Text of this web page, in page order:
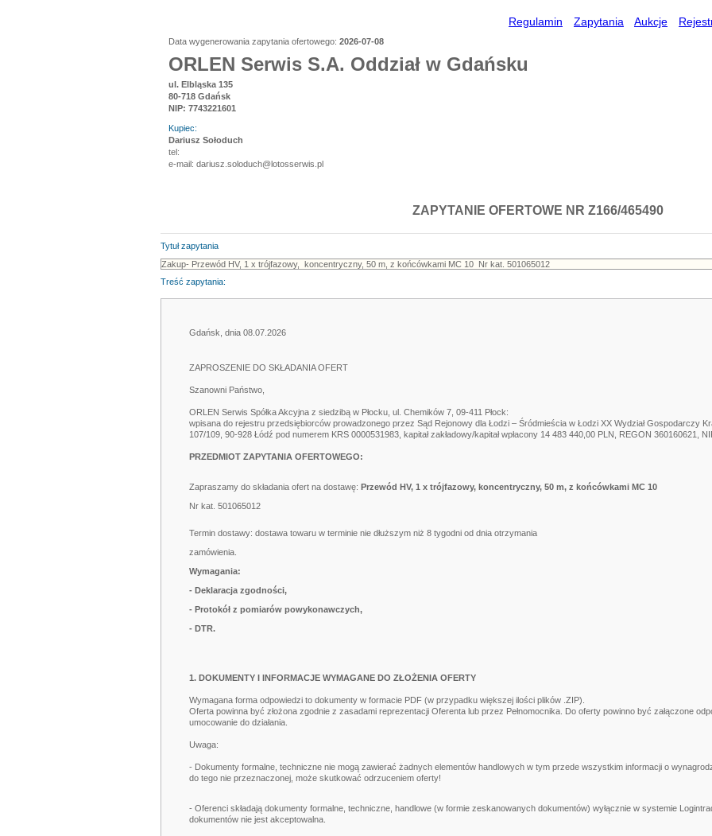
Regulamin Zapytania Aukcje
Data wygenerowania zapytania ofertowego: 2026-07-08
ORLEN Serwis S.A. Oddział w Gdańsku
ul. Elbląska 135
80-718 Gdańsk
NIP: 7743221601
Kupiec:
Dariusz Sołoduch
tel:
e-mail: dariusz.soloduch@lotosserwis.pl
ZAPYTANIE OFERTOWE NR Z166/465490
Tytuł zapytania
Treść zapytania:
Gdańsk, dnia 08.07.2026
ZAPROSZENIE DO SKŁADANIA OFERT
Szanowni Państwo,
ORLEN Serwis Spółka Akcyjna z siedzibą w Płocku, ul. Chemików 7, 09-411 Płock:
wpisana do rejestru przedsiębiorców prowadzonego przez Sąd Rejonowy dla Łodzi – Śródmieścia w Łodzi XX Wydział Gospodarczy
107/109, 90-928 Łódź pod numerem KRS 0000531983, kapitał zakładowy/kapitał wpłacony 14 483 440,00 PLN, REGON 360160621,
PRZEDMIOT ZAPYTANIA OFERTOWEGO:
Zapraszamy do składania ofert na dostawę: Przewód HV, 1 x trójfazowy, koncentryczny, 50 m, z końcówkami MC 10
Nr kat. 501065012
Termin dostawy: dostawa towaru w terminie nie dłuższym niż 8 tygodni od dnia otrzymania
zamówienia.
Wymagania:
- Deklaracja zgodności,
- Protokół z pomiarów powykonawczych,
- DTR.
1. DOKUMENTY I INFORMACJE WYMAGANE DO ZŁOŻENIA OFERTY
Wymagana forma odpowiedzi to dokumenty w formacie PDF (w przypadku większej ilości plików .ZIP).
Oferta powinna być złożona zgodnie z zasadami reprezentacji Oferenta lub przez Pełnomocnika. Do oferty powinno być załączone
umocowanie do działania.
Uwaga:
- Dokumenty formalne, techniczne nie mogą zawierać żadnych elementów handlowych w tym przede wszystkim informacji o
do tego nie przeznaczonej, może skutkować odrzuceniem oferty!
- Oferenci składają dokumenty formalne, techniczne, handlowe (w formie zeskanowanych dokumentów) wyłącznie w systemie
dokumentów nie jest akceptowalna.